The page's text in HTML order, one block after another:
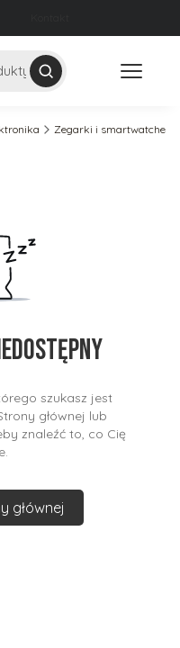
Zegarki i smartwatche
szukasz jest
głównej lub
znaleźć to, co Cię
głównej